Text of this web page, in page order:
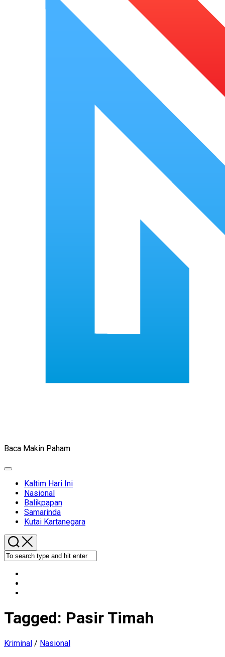
Baca Makin Paham
Expand
Kaltim Hari Ini
Nasional
Balikpapan
Samarinda
Kutai Kartanegara
Tagged: Pasir Timah
Kriminal / Nasional